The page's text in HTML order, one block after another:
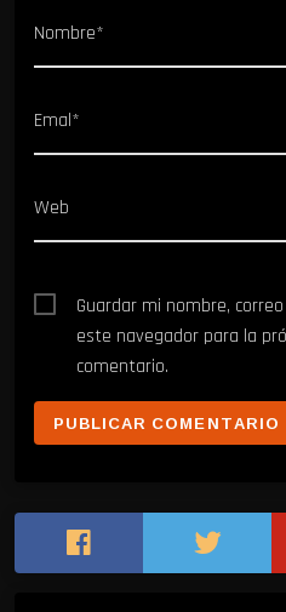
Nombre*
Emal*
Web
Guardar mi nombre,
este navegador para la
comentario.